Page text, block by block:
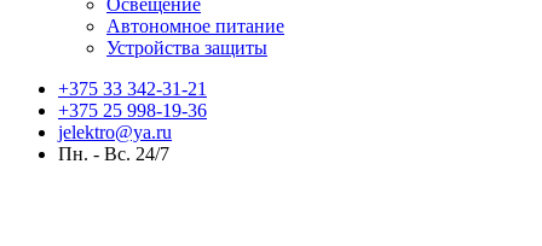
Автономное питание
Устройства защиты
+375 33 342-31-21
+375 25 998-19-36
jelektro@ya.ru
Пн. - Вс. 24/7